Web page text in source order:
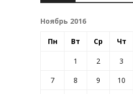
Ноябрь 2016
Пн Вт Ср Чт
1 2 3
7
8 9 10